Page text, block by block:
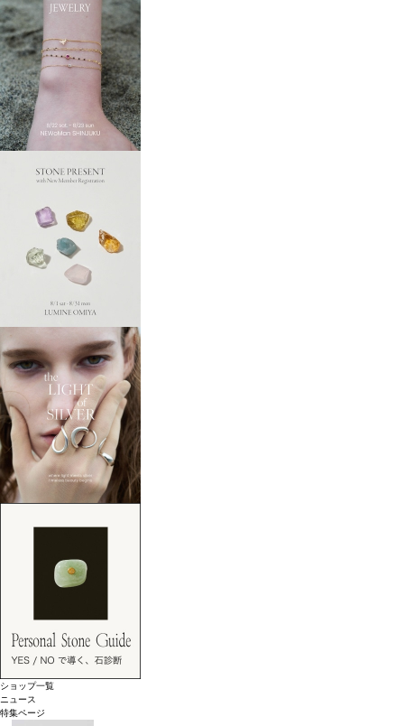
ショップ一覧
ニュース
特集ページ